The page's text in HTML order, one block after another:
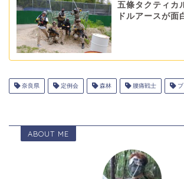
五條タクティカ
ドルアースが面
奈良県 定例会 森林 腰痛戦士 ブ
ABOUT ME